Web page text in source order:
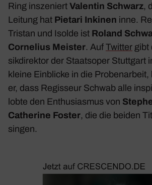
Ring insze­niert Valentin Schwarz,
Leitung hat Pietari Inkinen inne.
Tristan und Isolde ist Roland
Corne­lius Meister. Auf Twitter gibt
sik­di­rektor der Staats­oper Stutt­gart
kleine Einblicke in die
er, dass Regis­seur Schwab alle
lobte den Enthu­si­asmus von
Cathe­rine Foster, die die beiden
singen.